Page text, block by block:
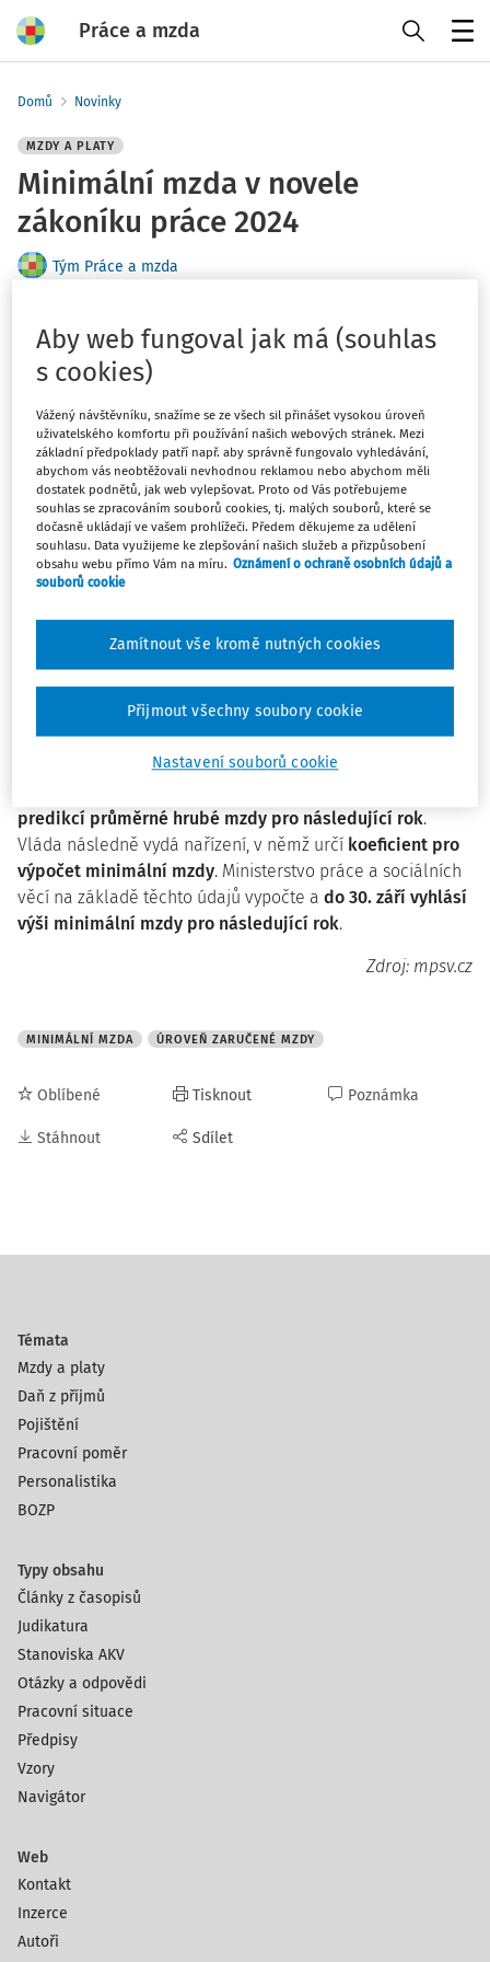
Práce a mzda
Domů Novinky
MZDY A PLATY
Minimální mzda v novele
zákoníku práce 2024
Tým Práce a mzda
Na vyhlášení ve Sbírce čeká transpoziční novela zákoníku
práce, která mimo jiné upravuje způsob
minimální mzdy. Záměrem je zlepšit předvídatelnost
vývoje její výše. Nový způsob výpočtu však poněkud
kolidoval sesystémem nejnižších úrovní zaručených
mezd. Ten je proto toutonovelou zrušen , naopak jsou
zavedeny 4 skupiny prací pro určení nejnižší úrovně
zaručených platů. Pro mzdovou oblast tedy žádné nejnižší
úrovně zákon neurčuje.
Ministerstvo práce a sociálních věcí budeminimální mzdu
pro každý příslušný kalendářní rok vyhlašovat sdělením
do 30. září předchozího roku. Do roku 2029 by minimální
Tento poměr by měl růst lineárně, v roce 2025 bude činit
predikcí průměrné hrubé mzdy pro následující rok.
Vláda následně vydá nařízení, v němž určí koeficient pro
výpočet minimální mzdy. Ministerstvo práce a sociálních
věcí na základě těchto údajů vypočte a do 30. září vyhlásí
výši minimální mzdy pro následující rok.
Zdroj: mpsv.cz
MINIMÁLNÍ MZDA ÚROVEŇ ZARUČENÉ MZDY
Oblíbené
Stáhnout
Tisknout
Sdílet
Poznámka
Témata
Mzdy a platy
Daň z příjmů
Pojištění
Pracovní poměr
Personalistika
BOZP
Typy obsahu
Články z časopisů
Judikatura
Stanoviska AKV
Otázky a odpovědi
Pracovní situace
Předpisy
Vzory
Navigátor
Web
Kontakt
Inzerce
Autoři
Aby web fungoval jak má (souhlas
s cookies)
Vážený návštěvníku, snažíme se ze všech sil přinášet vysokou úroveň
uživatelského komfortu při používání našich webových stránek. Mezi
základní předpoklady patří např. aby správně fungovalo vyhledávání,
abychom vás neobtěžovali nevhodnou reklamou nebo abychom měli
dostatek podnětů, jak web vylepšovat. Proto od Vás potřebujeme
souhlas se zpracováním souborů cookies, tj. malých souborů, které se
dočasně ukládají ve vašem prohlížeči. Předem děkujeme za udělení
souhlasu. Data využijeme ke zlepšování našich služeb a přizpůsobení
obsahu webu přímo Vám na míru. Oznámení o ochraně osobních údajů a
souborů cookie
Nastavení souborů cookie
Zamítnout vše kromě nutných cookies
Přijmout všechny soubory cookie